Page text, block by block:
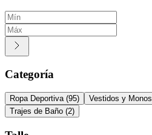
Categoría
Ropa Deportiva (95) Vestidos y Monos
Trajes de Baño (2)